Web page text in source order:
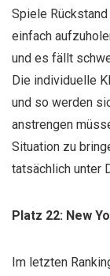
Spiele
einfach
und es fällt
Die individuelle
und so werden
anstrengen
Situation zu
tatsächlich unter
Platz 22: New
Im letzten